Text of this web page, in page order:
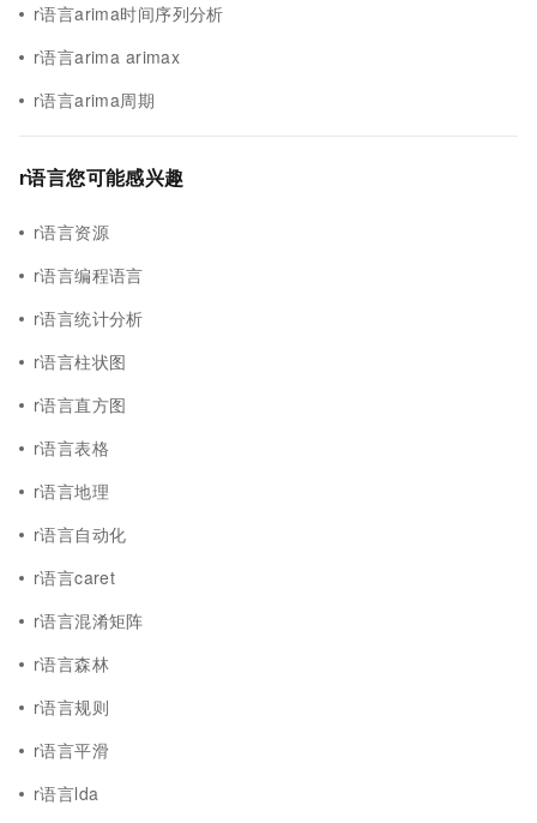
r语言arima时间序列分析
r语言arima arimax
r语言arima周期
r语言您可能感兴趣
r语言资源
r语言编程语言
r语言统计分析
r语言柱状图
r语言直方图
r语言表格
r语言地理
r语言自动化
r语言caret
r语言混淆矩阵
r语言森林
r语言规则
r语言平滑
r语言lda